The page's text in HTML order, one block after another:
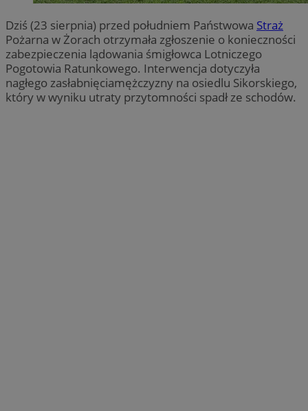
Dziś (23 sierpnia) przed południem Państwowa Straż
Pożarna w Żorach otrzymała zgłoszenie o konieczności
zabezpieczenia lądowania śmigłowca Lotniczego
Pogotowia Ratunkowego. Interwencja dotyczyła
nagłego zasłabnięciamężczyzny na osiedlu Sikorskiego,
który w wyniku utraty przytomności spadł ze schodów.